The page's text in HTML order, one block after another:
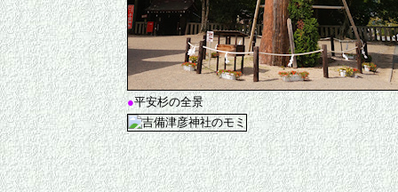
●平安杉の全景